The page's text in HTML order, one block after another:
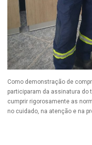
Como demonstração de
participaram da assinatura do
cumprir rigorosamente as
no cuidado, na atenção e na